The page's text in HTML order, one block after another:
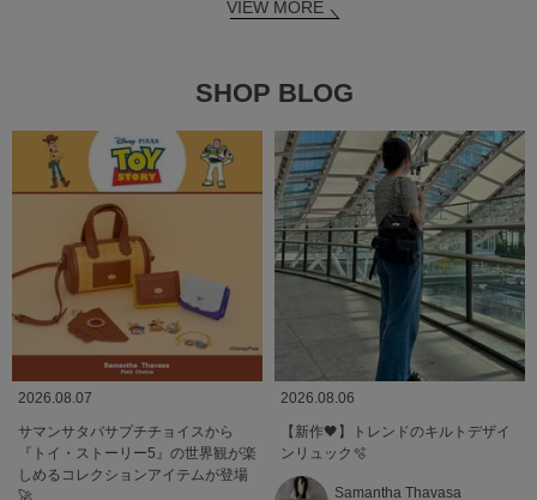
VIEW MORE
SHOP BLOG
2026.08.07
サマンサタバサプチチョイスから
『トイ・ストーリー5』の世界観が楽
しめるコレクションアイテムが登場
🚀
2026.08.06
【新作🖤】トレンドのキルトデザイ
ンリュック🫧
Samantha Thavasa